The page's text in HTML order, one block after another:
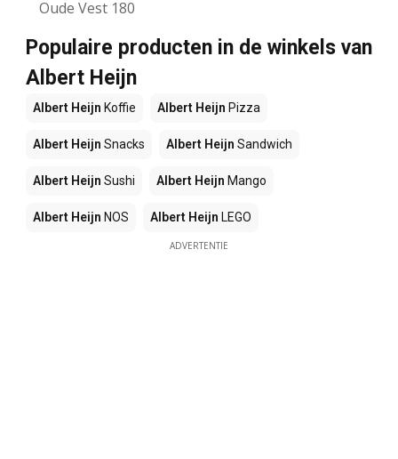
Oude Vest 180
Populaire producten in de winkels van
Albert Heijn
Albert Heijn Koffie Albert Heijn Pizza
Albert Heijn Snacks Albert Heijn Sandwich
Albert Heijn Sushi Albert Heijn Mango
Albert Heijn NOS Albert Heijn LEGO
ADVERTENTIE